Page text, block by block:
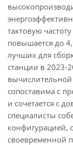
тактовую
повышается до
лучших для
станции в 2023-
сопоставима с
и сочетается с
специалисты
конфигурацией,
своевременной